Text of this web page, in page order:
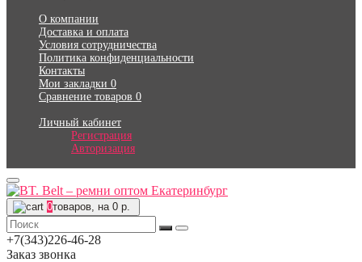
О компании
Доставка и оплата
Условия сотрудничества
Политика конфиденциальности
Контакты
Мои закладки 0
Сравнение товаров 0
Личный кабинет
Регистрация
Авторизация
0товаров, на 0 р.
+7(343)226-46-28
Заказ звонка